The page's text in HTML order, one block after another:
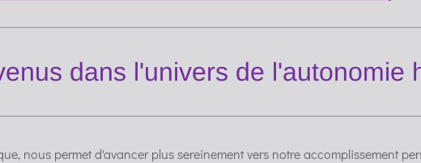
dans l'univers de l'autonomie
nous permet d'avancer plus sereinement vers notre accomplissement